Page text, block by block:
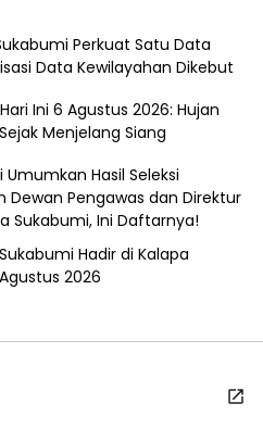
Perkuat Satu Data
Data Kewilayahan Dikebut
Ini 6 Agustus 2026: Hujan
Menjelang Siang
Hasil Seleksi
Dewan Pengawas dan Direktur
Sukabumi, Ini Daftarnya!
Hadir di Kalapa
2026